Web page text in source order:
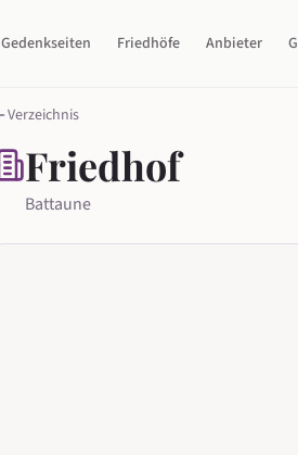
Gedenkseiten Friedhöfe Anbieter
Verzeichnis
Friedhof
Battaune